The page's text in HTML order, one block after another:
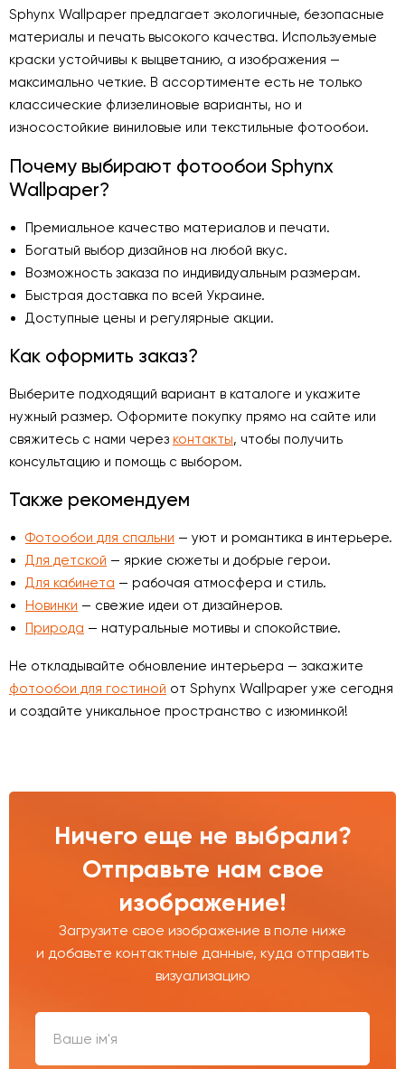
Sphynx Wallpaper предлагает экологичные, безопасные
материалы и печать высокого качества. Используемые
краски устойчивы к выцветанию, а изображения —
максимально четкие. В ассортименте есть не только
классические флизелиновые варианты, но и
износостойкие виниловые или текстильные фотообои.
Почему выбирают фотообои Sphynx
Wallpaper?
Премиальное качество материалов и печати.
Богатый выбор дизайнов на любой вкус.
Возможность заказа по индивидуальным размерам.
Быстрая доставка по всей Украине.
Доступные цены и регулярные акции.
Как оформить заказ?
Выберите подходящий вариант в каталоге и укажите
нужный размер. Оформите покупку прямо на сайте или
свяжитесь с нами через контакты, чтобы получить
консультацию и помощь с выбором.
Также рекомендуем
Фотообои для спальни — уют и романтика в интерьере.
Для детской — яркие сюжеты и добрые герои.
Для кабинета — рабочая атмосфера и стиль.
Новинки — свежие идеи от дизайнеров.
Природа — натуральные мотивы и спокойствие.
Не откладывайте обновление интерьера — закажите
фотообои для гостиной от Sphynx Wallpaper уже сегодня
и создайте уникальное пространство с изюминкой!
Ничего еще не выбрали?
Отправьте нам свое
изображение!
Загрузите свое изображение в поле ниже
и добавьте контактные данные, куда отправить
визуализацию